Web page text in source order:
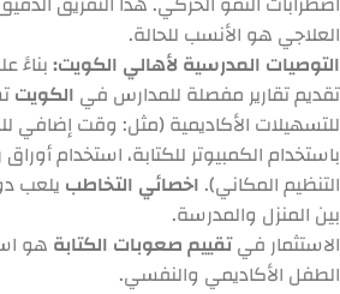
العلاجي هو الأنسب للحالة.
التوصيات المدرسية لأهالي الكويت:بناءً
تقديم تقارير مفصلة للمدارس في الكويت
للتسهيلات الأكاديمية (مثل: وقت إضافي
باستخدام الكمبيوتر للكتابة، استخدام
التنظيم المكاني). اخصائي التخاطب يلعب
بين المنزل والمدرسة.
الاستثمار فيتقييم صعوبات الكتابة هو
الطفل الأكاديمي والنفسي.